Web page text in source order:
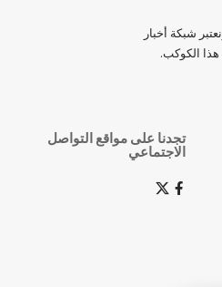
ونعتبر شبكة أخبار
هذا الكوكب.
تجدنا على مواقع التواصل
الاجتماعي